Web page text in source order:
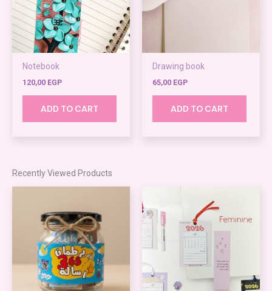
Notebook
120,00 EGP
ADD TO CART
Drawing book
65,00 EGP
ADD TO CART
Recently Viewed Products